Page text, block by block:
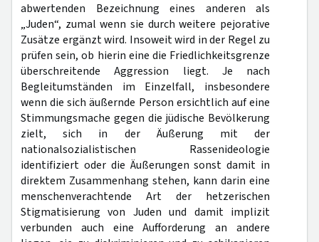
abwertenden Bezeichnung eines anderen als
„Juden“, zumal wenn sie durch weitere pejorative
Zusätze ergänzt wird. Insoweit wird in der Regel zu
prüfen sein, ob hierin eine die Friedlichkeitsgrenze
überschreitende Aggression liegt. Je nach
Begleitumständen im Einzelfall, insbesondere
wenn die sich äußernde Person ersichtlich auf eine
Stimmungsmache gegen die jüdische Bevölkerung
zielt, sich in der Äußerung mit der
nationalsozialistischen Rassenideologie
identifiziert oder die Äußerungen sonst damit in
direktem Zusammenhang stehen, kann darin eine
menschenverachtende Art der hetzerischen
Stigmatisierung von Juden und damit implizit
verbunden auch eine Aufforderung an andere